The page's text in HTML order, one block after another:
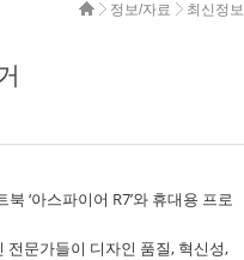
정보/자료 최신정보
‘아스파이어 R7’와 휴대용 프로
전문가들이 디자인 품질, 혁신성,